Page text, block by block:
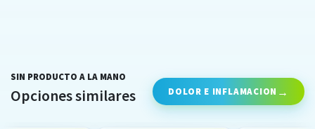
SIN PRODUCTO A LA MANO
Opciones similares DOLOR E INFLAMACION